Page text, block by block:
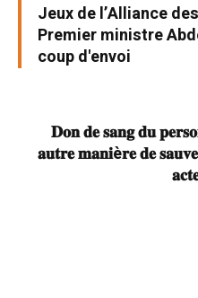
Jeux de l’Alliance
Premier ministre
coup d'envoi
𝐃𝐨𝐧 𝐝𝐞 𝐬𝐚𝐧𝐠 𝐝𝐮
𝐚𝐮𝐭𝐫𝐞 𝐦𝐚𝐧𝐢è𝐫𝐞 𝐝𝐞